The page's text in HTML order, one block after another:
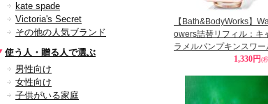
kate spade
Victoria's Secret
その他の人気ブランド
使う人・贈る人で選ぶ
男性向け
女性向け
子供がいる家庭
【Bath&BodyWorks】
owers詰替リフィル：キ
ラメルパンプキンスワー
1,330円(